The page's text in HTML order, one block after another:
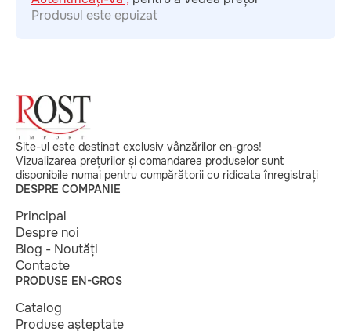
Produsul este epuizat
Site-ul este destinat exclusiv vânzărilor en-gros!
Vizualizarea prețurilor și comandarea produselor sunt
disponibile numai pentru cumpărătorii cu ridicata înregistrați
DESPRE COMPANIE
Principal
Despre noi
Blog - Noutăți
Contacte
PRODUSE EN-GROS
Catalog
Produse așteptate